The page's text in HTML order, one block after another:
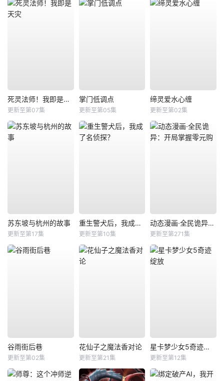
死灵法师！我即是天灾
更新至第07集
掌门低调点
更新至第05集
缔灵爱水心缠
更新至第02集
苏东坡与杭州的故事
更新至第17集
重生警犬后，我成了名侦探？
更新至第10集
动态漫画·全民诡异：开局掌握零元购
更新至第271集
谷雨街后巷
更新至第02集
花仙子之魔法香对论
更新至第21集
星卡梦少女5奇迹绽放
更新至第12集